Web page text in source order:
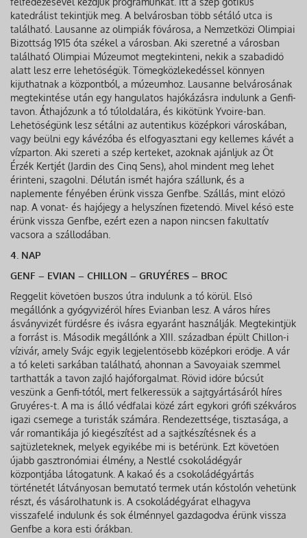
katedrálist tekintjük meg. A belvárosban több sétáló utca is
található. Lausanne az olimpiák fővárosa, a Nemzetközi Olimpiai
Bizottság 1915 óta székel a városban. Aki szeretné a városban
található Olimpiai Múzeumot megtekinteni, nekik a szabadidő
alatt lesz erre lehetőségük. Tömegközlekedéssel könnyen
kijuthatnak a központból, a múzeumhoz. Lausanne belvárosának
megtekintése után egy hangulatos hajókázásra indulunk a Genfi-
tavon. Áthajózunk a tó túloldalára, és kikötünk Yvoire-ban.
Lehetőségünk lesz sétálni az autentikus középkori városkában,
vagy beülni egy kávézóba és elfogyasztani egy kellemes kávét a
vízparton. Aki szereti a szép kerteket, azoknak ajánljuk az Öt
Érzék Kertjét (Jardin des Cinq Sens), ahol mindent meg lehet
érinteni, szagolni. Délután ismét hajóra szállunk, és a
naplemente fényében érünk vissza Genfbe. Szállás, mint előző
nap. A vonat- és hajójegy a helyszínen fizetendő. Mivel késő este
érünk vissza Genfbe, ezért ezen a napon nincsen fakultatív
vacsora a szállodában.
4. NAP
GENF – EVIAN – CHILLON – GRUYÉRES – BROC
Reggelit követően buszos útra indulunk a tó körül. Első
megállónk a gyógyvizéről híres Evianban lesz. A város híres
ásványvizét fürdésre és ivásra egyaránt használják. Megtekintjük
a forrást is. Második megállónk a XIII. században épült Chillon-i
vízivár, amely Svájc egyik legjelentősebb középkori erődje. A vár
a tó keleti sarkában található, ahonnan a Savoyaiak szemmel
tarthatták a tavon zajló hajóforgalmat. Rövid időre búcsút
veszünk a Genfi-tótól, mert felkeressük a sajtgyártásáról híres
Gruyéres-t. A ma is álló védfalai közé zárt egykori grófi székváros
igazi csemege a turisták számára. Rendezettsége, tisztasága, a
vár romantikája jó kiegészítést ad a sajtkészítésnek és a
sajtüzleteknek, melyek egyikébe mi is betérünk. Ezt követően
újabb gasztronómiai élmény, a Nestlé csokoládégyár
központjába látogatunk. A kakaó és a csokoládégyártás
történetét látványosan bemutató termek után kóstolón vehetünk
részt, és vásárolhatunk is. A csokoládégyárat elhagyva
visszafelé indulunk és sok élménnyel gazdagodva érünk vissza
Genfbe a kora esti órákban.